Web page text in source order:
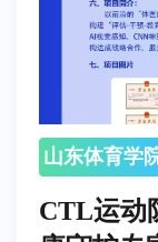
山东体育学
CTL运